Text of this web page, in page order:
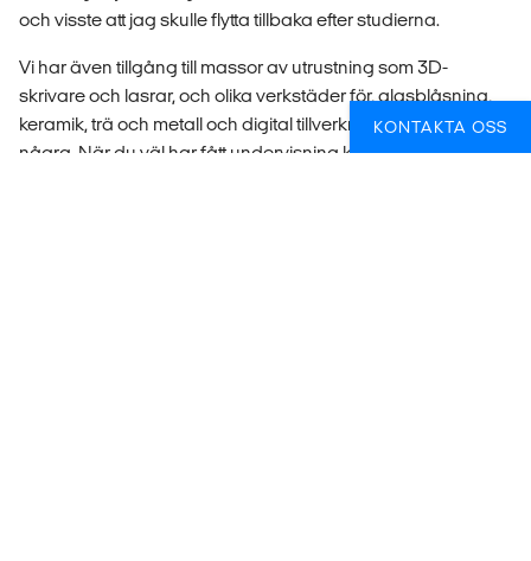
och visste att jag skulle flytta tillbaka efter studierna.
Vi har även tillgång till massor av utrustning som 3D-
skrivare och lasrar, och olika verkstäder för, glasblåsning,
keramik, trä och metall och digital tillverkning för att nämna
några. När du väl har fått undervisning kan du använda
KONTAKTA OSS